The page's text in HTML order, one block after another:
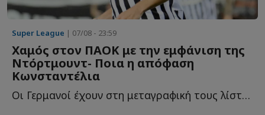
Super League | 07/08 - 23:59
Χαμός στον ΠΑΟΚ με την εμφάνιση της
Ντόρτμουντ- Ποια η απόφαση
Κωνσταντέλια
Οι Γερμανοί έχουν στη μεταγραφική τους λίστα και τον Γ...